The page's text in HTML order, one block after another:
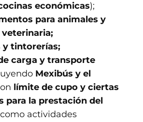
económicas);
para animales y
y tintorerías;
carga y transporte
Mexibús y el
límite de cupo y ciertas
para la prestación del
actividades